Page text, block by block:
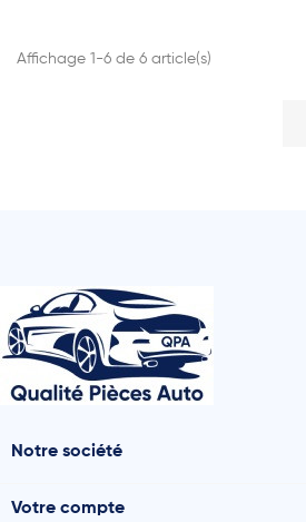
Affichage 1-6 de 6 article(s)
Notre société
Votre compte